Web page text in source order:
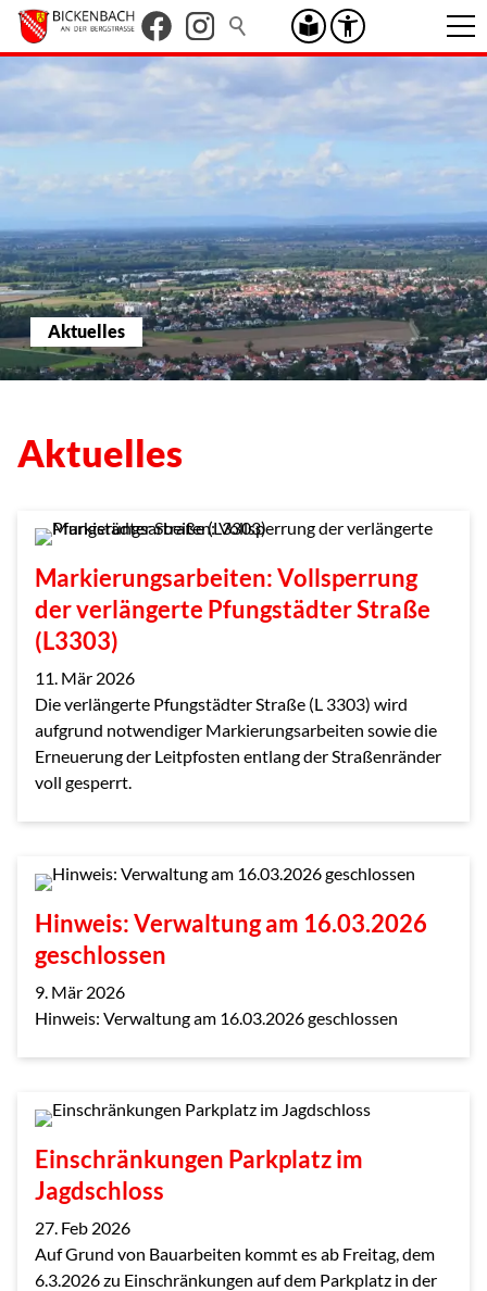
Aktuelles
Aktuelles
Markierungsarbeiten: Vollsperrung
der verlängerte Pfungstädter Straße
(L3303)
11. Mär 2026
Die verlängerte Pfungstädter Straße (L 3303) wird
aufgrund notwendiger Markierungsarbeiten sowie die
Erneuerung der Leitpfosten entlang der Straßenränder
voll gesperrt.
Hinweis: Verwaltung am 16.03.2026
geschlossen
9. Mär 2026
Hinweis: Verwaltung am 16.03.2026 geschlossen
Einschränkungen Parkplatz im
Jagdschloss
27. Feb 2026
Auf Grund von Bauarbeiten kommt es ab Freitag, dem
6.3.2026 zu Einschränkungen auf dem Parkplatz in der